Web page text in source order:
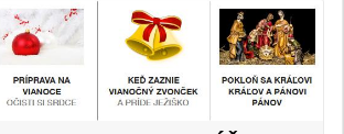
Zuzana >
Farnosť Ilava 08. 05. 2024